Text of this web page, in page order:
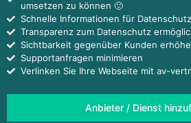
umsetzen zu können 🙂
Schnelle Informationen für
Transparenz zum Datenschutz
Sichtbarkeit gegenüber Kunden
Supportanfragen minimieren
Verlinken Sie Ihre Webseite mit av-
Anbieter / Dienst